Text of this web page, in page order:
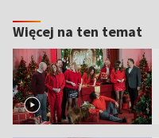
Więcej na ten temat